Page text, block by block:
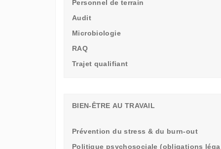
Personnel de terrain
Audit
Microbiologie
RAQ
Trajet qualifiant
BIEN-ÊTRE AU TRAVAIL
Prévention du stress & du burn-out
Politique psychosociale (obligations